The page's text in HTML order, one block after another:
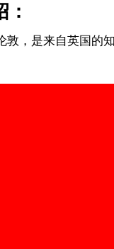
敦，是来自英国的